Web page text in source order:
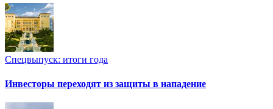
Спецвыпуск: итоги года
Инвесторы переходят из защиты в нападение